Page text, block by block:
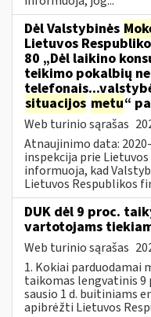
Dėl Valstybinės
Lietuvos
80 „Dėl laikino
teikimo pokalbių
situacijos metu“
Web turinio sąrašas
Atnaujinimo data:
inspekcija prie
informuoja, kad
Lietuvos Respublikos
DUK dėl 9 proc.
vartotojams
Web turinio sąrašas
1. Kokiai parduodamai
taikomas lengvatinis 9
sausio 1 d. buitiniams
apibrėžti Lietuvos